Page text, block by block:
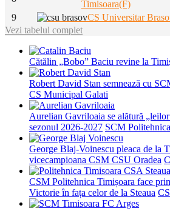
Timisoara(F)
9
CS Universitar
Vezi tabelul complet
Cătălin „Bobo” Baciu revine la
Robert David Stan semnează cu
CS Municipal Galati
Aurelian Gavriloaia se alătură
sezonul 2026-2027 SCM
George Blaj-Voinescu pleaca de la
vicecampioana CSM CSU Oradea
CSM Politehnica Timișoara face
Victorie în fața celor de la Steaua